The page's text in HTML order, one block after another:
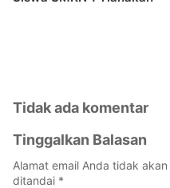
Tidak ada komentar
Tinggalkan Balasan
Alamat email Anda tidak
ditandai *